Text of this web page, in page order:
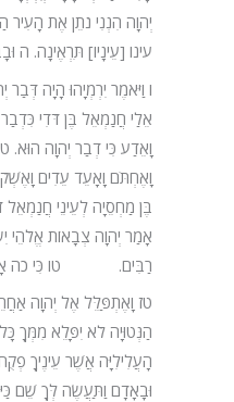
יְהוָה הִנְנִי נֹתֵן אֶת הָעִיר
עינו [עֵינָיו] תִּרְאֶינָה.
ו וַיֹּאמֶר יִרְמְיָהוּ הָיָה
אֵלַי חֲנַמְאֵל בֶּן דֹּדִי
וָאֵדַע כִּי דְבַר יְהוָה
וָאֶחְתֹּם וָאָעֵד עֵדִים
בֶּן מַחְסֵיָה לְעֵינֵי
אָמַר יְהוָה צְבָאוֹת אֱלֹהֵי
רַבִּים. טו כִּי כֹה אָמַר
טז וָאֶתְפַּלֵּל אֶל יְהוָה
הַנְּטוּיָה לֹא יִפָּלֵא מִמְּךָ
הָעֲלִילִיָּה אֲשֶׁר עֵינֶיךָ
וּבָאָדָם וַתַּעֲשֶׂה לְּךָ שֵׁם